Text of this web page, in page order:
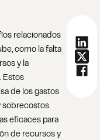
relacionados
como la falta
y la
Estos
de los gastos
sobrecostos
eficaces para
de recursos y